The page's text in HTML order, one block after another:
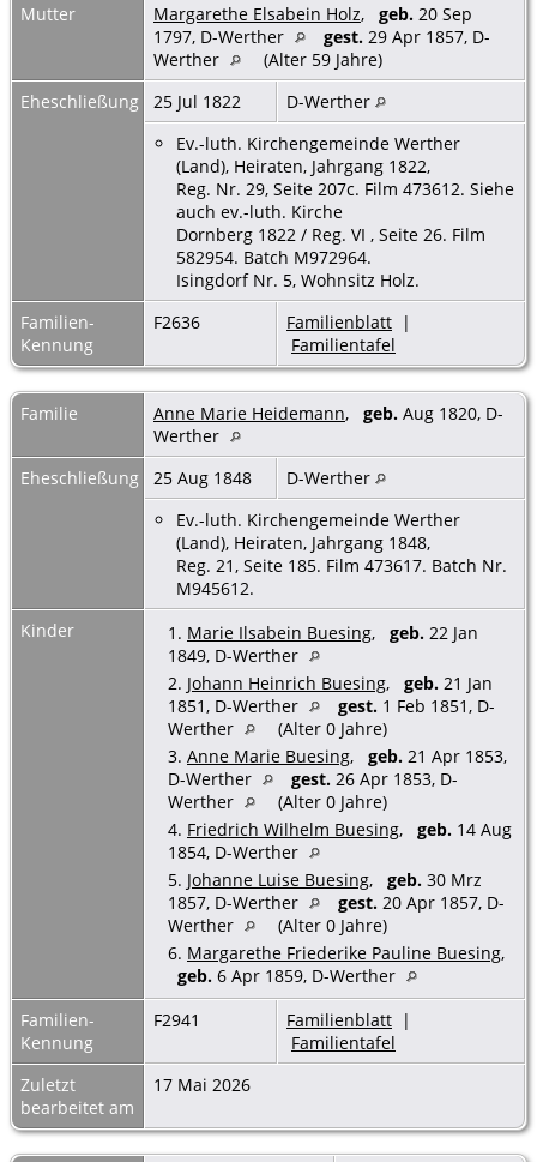
Mutter
Margarethe Elsabein Holz, geb. 20 Sep
1797, D-Werther
gest. 29 Apr 1857, D-
Werther
(Alter 59 Jahre)
Eheschließung
25 Jul 1822
D-Werther
Ev.-luth. Kirchengemeinde Werther
(Land), Heiraten, Jahrgang 1822,
Reg. Nr. 29, Seite 207c. Film 473612. Siehe
auch ev.-luth. Kirche
Dornberg 1822 / Reg. VI , Seite 26. Film
582954. Batch M972964.
Isingdorf Nr. 5, Wohnsitz Holz.
Familien-
Kennung
F2636 Familienblatt |
Familientafel
Familie Anne Marie Heidemann, geb. Aug 1820, D-
Werther
Eheschließung
25 Aug 1848
D-Werther
Ev.-luth. Kirchengemeinde Werther
(Land), Heiraten, Jahrgang 1848,
Reg. 21, Seite 185. Film 473617. Batch Nr.
M945612.
Kinder
1. Marie Ilsabein Buesing, geb. 22 Jan
1849, D-Werther
2. Johann Heinrich Buesing, geb. 21 Jan
1851, D-Werther
gest. 1 Feb 1851, D-
Werther
(Alter 0 Jahre)
3. Anne Marie Buesing, geb. 21 Apr 1853,
D-Werther
gest. 26 Apr 1853, D-
Werther
(Alter 0 Jahre)
4. Friedrich Wilhelm Buesing, geb. 14 Aug
1854, D-Werther
5. Johanne Luise Buesing, geb. 30 Mrz
1857, D-Werther
gest. 20 Apr 1857, D-
Werther
(Alter 0 Jahre)
6. Margarethe Friederike Pauline Buesing,
geb. 6 Apr 1859, D-Werther
Familien-
Kennung
F2941 Familienblatt |
Familientafel
Zuletzt
bearbeitet am
17 Mai 2026